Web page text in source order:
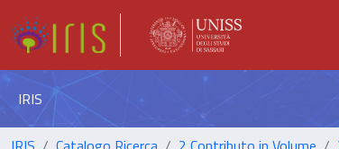
IRIS